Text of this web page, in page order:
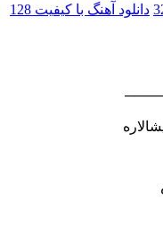
دانلود آهنگ با کیفیت 128